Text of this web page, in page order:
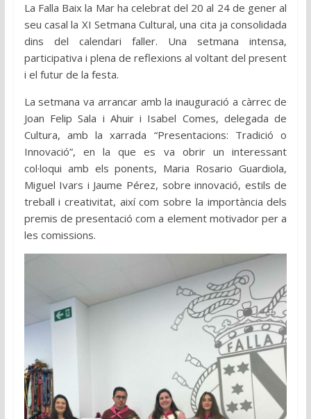
La Falla Baix la Mar ha celebrat del 20 al 24 de gener al
seu casal la XI Setmana Cultural, una cita ja consolidada
dins del calendari faller. Una setmana intensa,
participativa i plena de reflexions al voltant del present
i el futur de la festa.
La setmana va arrancar amb la inauguració a càrrec de
Joan Felip Sala i Ahuir i Isabel Comes, delegada de
Cultura, amb la xarrada “Presentacions: Tradició o
Innovació”, en la que es va obrir un interessant
col·loqui amb els ponents, Maria Rosario Guardiola,
Miguel Ivars i Jaume Pérez, sobre innovació, estils de
treball i creativitat, així com sobre la importància dels
premis de presentació com a element motivador per a
les comissions.